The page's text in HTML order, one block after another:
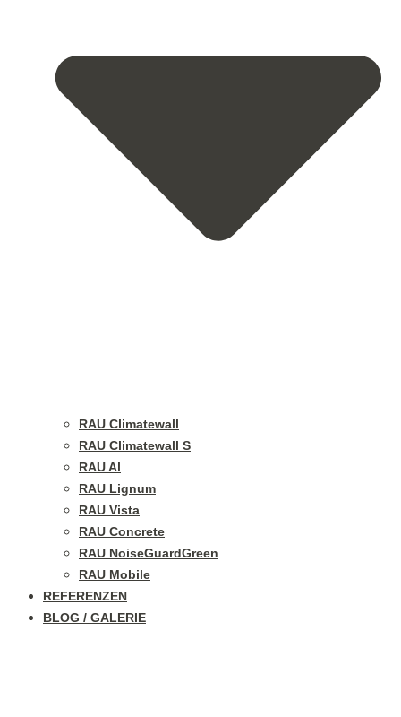
RAU Climatewall
RAU Climatewall S
RAU Al
RAU Lignum
RAU Vista
RAU Concrete
RAU NoiseGuardGreen
RAU Mobile
REFERENZEN
BLOG / GALERIE